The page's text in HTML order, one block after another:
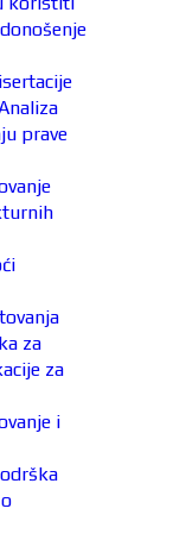
prave
za
za
i